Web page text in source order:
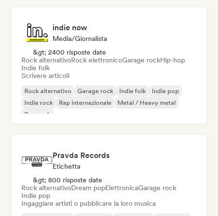
indie now
Media/Giornalista
&gt; 2400 risposte date
Rock alternativoRock elettronicoGarage rockHip-hop
Indie folk
Scrivere articoli
Rock alternativo Garage rock Indie folk
Indie pop
Indie rock
Rap internazionale
Metal / Heavy metal
Pop rock
Pravda Records
Etichetta
&gt; 800 risposte date
Rock alternativoDream popElettronicaGarage rock
Indie pop
Ingaggiare artisti o pubblicare la loro musica